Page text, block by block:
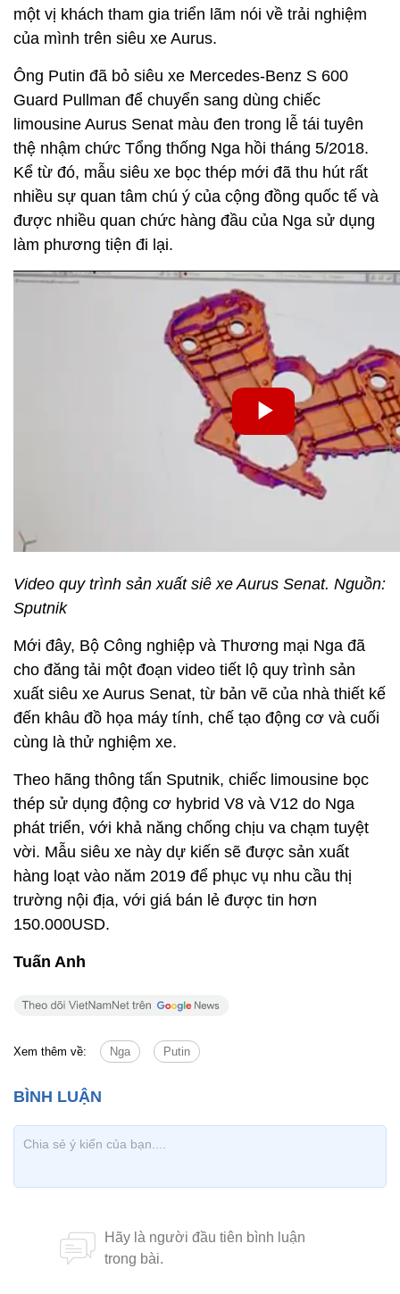
một vị khách tham gia triển lãm nói về trải nghiệm
của mình trên siêu xe Aurus.
Ông Putin đã bỏ siêu xe Mercedes-Benz S 600
Guard Pullman để chuyển sang dùng chiếc
limousine Aurus Senat màu đen trong lễ tái tuyên
thệ nhậm chức Tổng thống Nga hồi tháng 5/2018.
Kể từ đó, mẫu siêu xe bọc thép mới đã thu hút rất
nhiều sự quan tâm chú ý của cộng đồng quốc tế và
được nhiều quan chức hàng đầu của Nga sử dụng
làm phương tiện đi lại.
Video quy trình sản xuất siê xe Aurus Senat. Nguồn:
Sputnik
Mới đây, Bộ Công nghiệp và Thương mại Nga đã
cho đăng tải một đoạn video tiết lộ quy trình sản
xuất siêu xe Aurus Senat, từ bản vẽ của nhà thiết kế
đến khâu đồ họa máy tính, chế tạo động cơ và cuối
cùng là thử nghiệm xe.
Theo hãng thông tấn Sputnik, chiếc limousine bọc
thép sử dụng động cơ hybrid V8 và V12 do Nga
phát triển, với khả năng chống chịu va chạm tuyệt
vời. Mẫu siêu xe này dự kiến sẽ được sản xuất
hàng loạt vào năm 2019 để phục vụ nhu cầu thị
trường nội địa, với giá bán lẻ được tin hơn
150.000USD.
Tuấn Anh
Xem thêm về: Nga Putin